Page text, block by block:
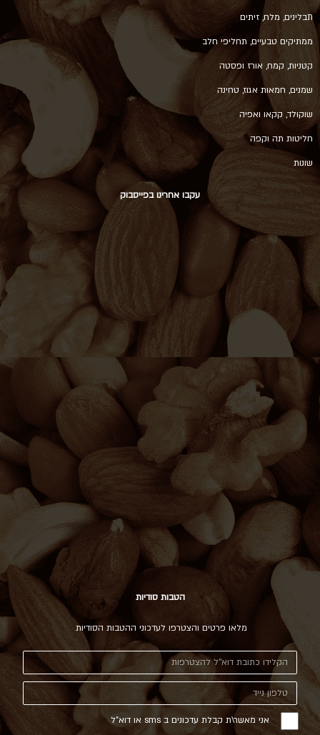
תבלינים, מלח, זיתים
ממתיקים טבעיים, תחליפי חלב
קטניות, קמח, אורז ופסטה
שמנים, חמאות אגוז, טחינה
שוקולד, קקאו ואפיה
חליטות תה וקפה
שונות
עקבו אחרינו בפייסבוק
הטבות סודיות
מלאו פרטים והצטרפו לעדכוני ההטבות הסודיות
אני מאשר\ת קבלת עדכונים ב sms או דוא"ל